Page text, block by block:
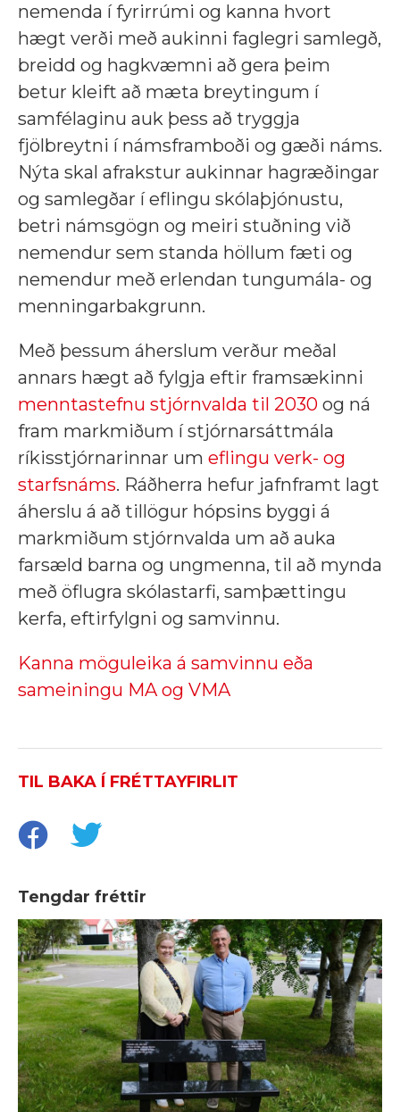
nemenda í fyrirrúmi og kanna hvort
hægt verði með aukinni faglegri samlegð,
breidd og hagkvæmni að gera þeim
betur kleift að mæta breytingum í
samfélaginu auk þess að tryggja
fjölbreytni í námsframboði og gæði náms.
Nýta skal afrakstur aukinnar hagræðingar
og samlegðar í eflingu skólaþjónustu,
betri námsgögn og meiri stuðning við
nemendur sem standa höllum fæti og
nemendur með erlendan tungumála- og
menningarbakgrunn.
Með þessum áherslum verður meðal
annars hægt að fylgja eftir framsækinni
menntastefnu stjórnvalda til 2030 og ná
fram markmiðum í stjórnarsáttmála
ríkisstjórnarinnar um eflingu verk- og
starfsnáms. Ráðherra hefur jafnframt lagt
áherslu á að tillögur hópsins byggi á
markmiðum stjórnvalda um að auka
farsæld barna og ungmenna, til að mynda
með öflugra skólastarfi, samþættingu
kerfa, eftirfylgni og samvinnu.
Kanna möguleika á samvinnu eða
sameiningu MA og VMA
TIL BAKA Í FRÉTTAYFIRLIT
Tengdar fréttir